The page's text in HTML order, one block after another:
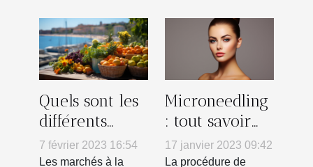
Quels sont les
différents
types de
marchés
7 février 2023 16:54
Les marchés à la
Microneedling
: tout savoir
sur ce soin du
visage
17 janvier 2023 09:42
La procédure de